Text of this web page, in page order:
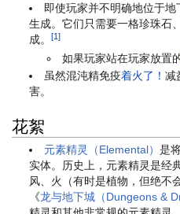
即使玩家并不明确地位于
生成。它们只需要一格珍珠石
成。[1]
如果玩家站在玩家放置
虽然混沌精免疫着火了！减
害。
花絮
元素精灵（Elemental）是
实体。历史上，元素精灵是经
风、火（有时是植物，但绝不
《龙与地下城（Dungeons &